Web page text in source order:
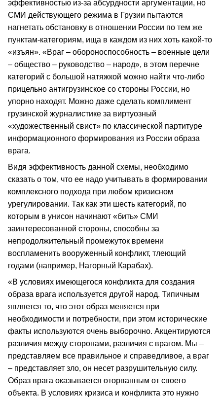
эффективностью из-за абсурдности аргументации, но
СМИ действующего режима в Грузии пытаются
нагнетать обстановку в отношении России по тем же
пунктам-категориям, ища в каждом из них хоть какой-то
«изъян». «Враг – обороноспособность – военные цели
– общество – руководство – народ», в этом перечне
категорий с большой натяжкой можно найти что-либо
прицельно антигрузинское со стороны России, но
упорно находят. Можно даже сделать комплимент
грузинской журналистике за виртуозный
«художественный свист» по классической партитуре
информационного формирования из России образа
врага.
Видя эффективность данной схемы, необходимо
сказать о том, что ее надо учитывать в формировании
комплексного подхода при любом кризисном
урегулировании. Так как эти шесть категорий, по
которым в унисон начинают «бить» СМИ
заинтересованной стороны, способны за
непродолжительный промежуток времени
воспламенить вооруженный конфликт, тлеющий
годами (например, Нагорный Карабах).
«В условиях имеющегося конфликта для создания
образа врага используется другой народ. Типичным
является то, что этот образ меняется при
необходимости и потребности, при этом исторические
факты используются очень выборочно. Акцентируются
различия между сторонами, различия с врагом. Мы –
представляем все правильное и справедливое, а враг
– представляет зло, он несет разрушительную силу.
Образ врага оказывается оторванным от своего
объекта. В условиях кризиса и конфликта это нужно